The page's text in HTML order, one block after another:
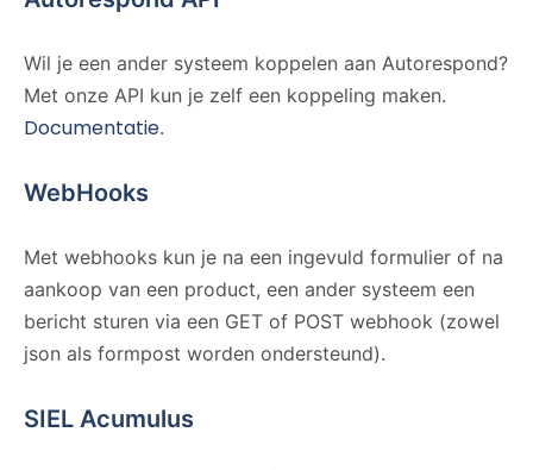
Wil je een ander systeem koppelen aan Autorespond?
Met onze API kun je zelf een koppeling maken.
Documentatie.
WebHooks
Met webhooks kun je na een ingevuld formulier of na
aankoop van een product, een ander systeem een
bericht sturen via een GET of POST webhook (zowel
json als formpost worden ondersteund).
SIEL Acumulus